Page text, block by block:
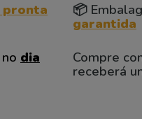
pronta
dia
📦
garantida
Compre
receberá